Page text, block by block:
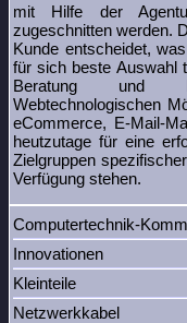
mit Hilfe der
zugeschnitten werden.
Kunde entscheidet,
für sich beste Auswahl
Beratung und
Webtechnologischen
eCommerce, E-Mail-
heutzutage für eine
Zielgruppen
Verfügung stehen.
Computertechnik-
Innovationen
Kleinteile
Netzwerkkabel